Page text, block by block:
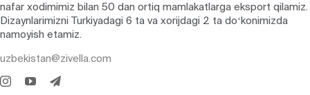
nafar xodimimiz bilan 50 dan ortiq mamlakatlarga eksport qilamiz.
Dizaynlarimizni Turkiyadagi 6 ta va xorijdagi 2 ta doʻkonimizda
namoyish etamiz.
uzbekistan@zivella.com